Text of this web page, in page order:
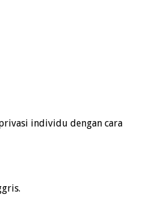
individu dengan cara